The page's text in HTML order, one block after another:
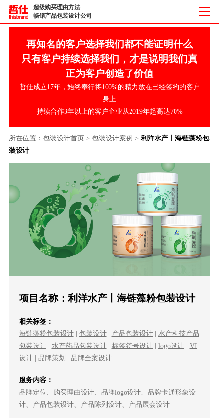
超级购买理由方法
畅销产品包装设计公司
再知名的客户选择我们都不能证明什么
只有客户持续选择我们，才是说明我们真
正为客户创造了价值
哲仕成立17年，始终奉行将100%的精力放在已经签约的客户
身上
持续合作3年以上的客户企业从2019年起高达70%
所在位置： 包装设计首页 > 包装设计案例 > 利洋水产丨海链藻粉包
装设计
项目名称：利洋水产丨海链藻粉包装设计
相关标签：
海链藻粉包装设计| 包装设计| 产品包装设计| 水产科技产品
包装设计| 水产药品包装设计| 标签符号设计| logo设计| VI
设计| 品牌策划 品牌全案设计
服务内容：
品牌定位、购买理由设计、品牌logo设计、品牌卡通形象设
计、产品包装设计、产品陈列设计、产品展会设计